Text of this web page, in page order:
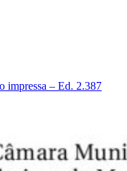
impressa – Ed. 2.387